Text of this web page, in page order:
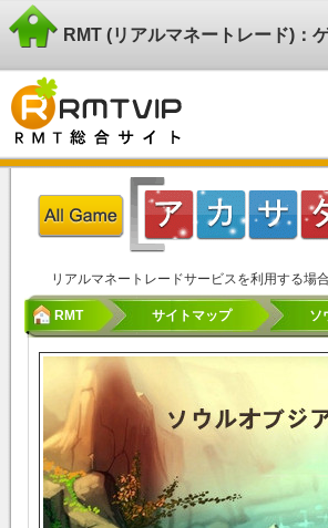
RMT (リアルマネートレード)：
リアルマネートレードサービスを利用する場
RMT サイトマップ ソ